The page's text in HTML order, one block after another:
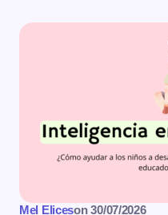
Mel Eliceson 30/07/2026